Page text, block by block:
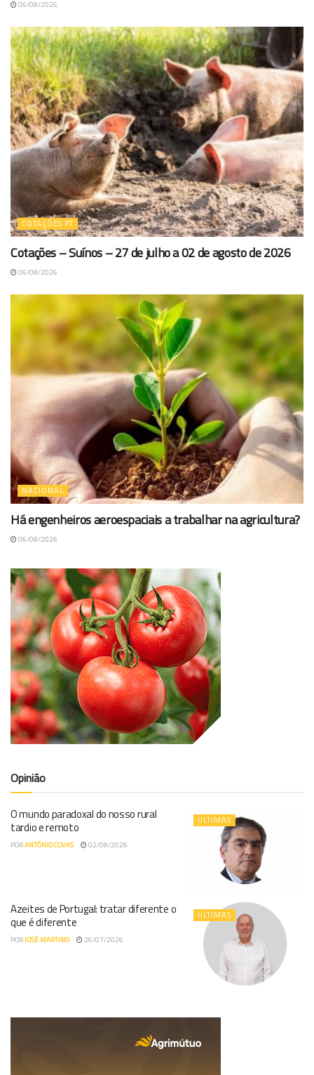
06/08/2026
COTAÇÕES PT
Cotações – Suínos – 27 de julho a 02 de agosto de 2026
06/08/2026
NACIONAL
Há engenheiros aeroespaciais a trabalhar na agricultura?
06/08/2026
Opinião
ÚLTIMAS
O mundo paradoxal do nosso rural
tardio e remoto
PORANTÓNIO COVAS 02/08/2026
ÚLTIMAS
Azeites de Portugal: tratar diferente o
que é diferente
PORJOSÉ MARTINO 26/07/2026